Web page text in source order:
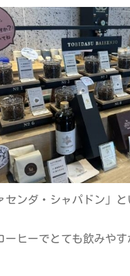
センダ・シャパドン」
ーヒーでとても飲みや